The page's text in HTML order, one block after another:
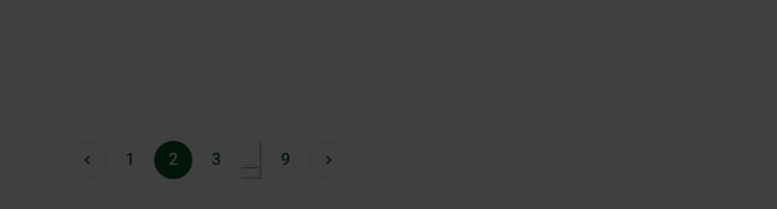
1 2 3 9